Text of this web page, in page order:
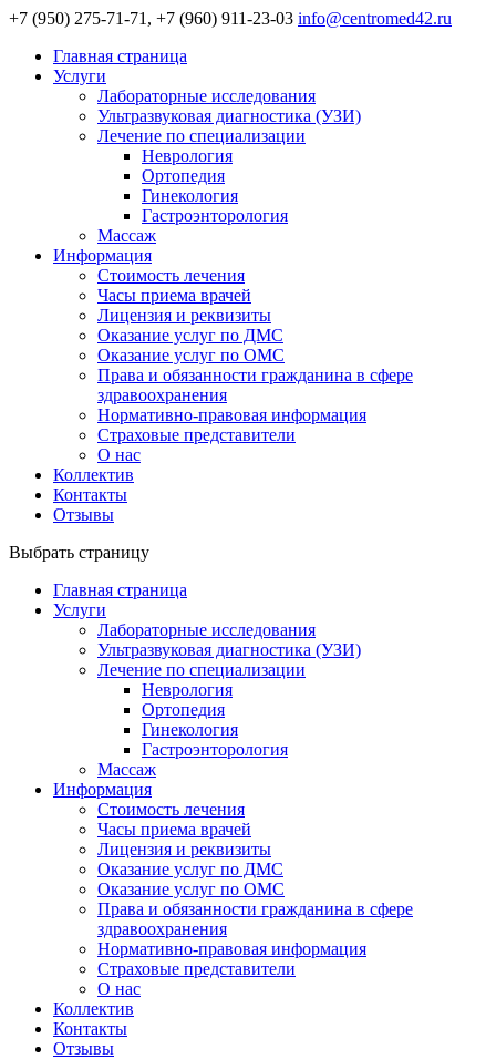
+7 (950) 275-71-71, +7 (960) 911-23-03 info@centromed42.ru
Главная страница
Услуги
Лабораторные исследования
Ультразвуковая диагностика (УЗИ)
Лечение по специализации
Неврология
Ортопедия
Гинекология
Гастроэнторология
Массаж
Информация
Стоимость лечения
Часы приема врачей
Лицензия и реквизиты
Оказание услуг по ДМС
Оказание услуг по ОМС
Права и обязанности гражданина в сфере
здравоохранения
Нормативно-правовая информация
Страховые представители
О нас
Коллектив
Контакты
Отзывы
Выбрать страницу
Главная страница
Услуги
Лабораторные исследования
Ультразвуковая диагностика (УЗИ)
Лечение по специализации
Неврология
Ортопедия
Гинекология
Гастроэнторология
Массаж
Информация
Стоимость лечения
Часы приема врачей
Лицензия и реквизиты
Оказание услуг по ДМС
Оказание услуг по ОМС
Права и обязанности гражданина в сфере
здравоохранения
Нормативно-правовая информация
Страховые представители
О нас
Коллектив
Контакты
Отзывы